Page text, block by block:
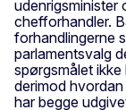
udenrigsminister
chefforhandler.
forhandlingerne
parlamentsvalg
spørgsmålet
derimod
har begge